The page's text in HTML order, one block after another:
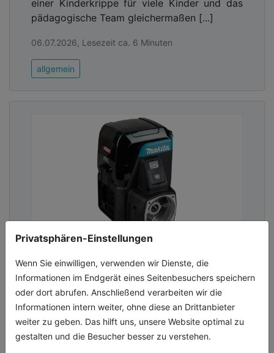
Privatsphären-Einstellungen
Wenn Sie einwilligen, verwenden wir Dienste, die
Informationen im Endgerät eines Seitenbesuchers speichern
oder dort abrufen. Anschließend verarbeiten wir die
Informationen intern weiter, ohne diese an Drittanbieter
weiter zu geben. Das hilft uns, unsere Website optimal zu
gestalten und die Besucher besser zu verstehen.
einer Kinderkrippe für viele Kinder und das
pädagogische Team gleichermaßen [...]
06.07.2026, Lesezeit ca. 6 Minuten
allgemein
NEU: Akku-Motoreinheit für den
Ersatz von Benzinmotoren
Makita erweitert das 40V max. XGT Akku-
System um eine leistungsstarke und vielseitig
einsetzbare Akku-Motoreinheit: die neue
GU01G mit einer maximalen elektrisc[...]